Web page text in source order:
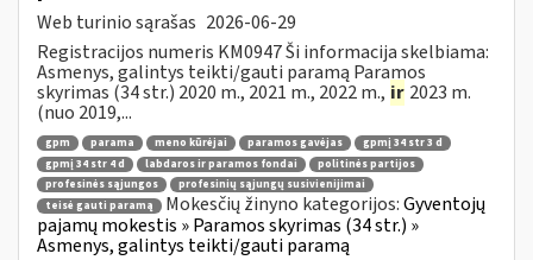
Web turinio sąrašas 2026-06-29
Registracijos numeris KM0947 Ši informacija skelbiama:
Asmenys, galintys teikti/gauti paramą Paramos
skyrimas (34 str.) 2020 m., 2021 m., 2022 m., ir 2023 m.
(nuo 2019,...
gpm parama meno kūrėjai paramos gavėjas
gpmį 34 str 3 d
gpmį 34 str 4 d
labdaros ir paramos fondai
politinės partijos
profesinės sąjungos
profesinių sąjungų susivienijimai
teisė gauti paramą
Mokesčių žinyno kategorijos:Gyventojų
pajamų mokestis » Paramos skyrimas (34 str.) »
Asmenys, galintys teikti/gauti paramą